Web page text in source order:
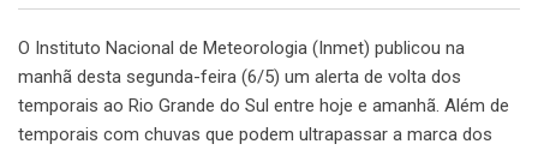
O Instituto Nacional de Meteorologia (Inmet) publicou na
manhã desta segunda-feira (6/5) um alerta de volta dos
temporais ao Rio Grande do Sul entre hoje e amanhã. Além de
temporais com chuvas que podem ultrapassar a marca dos